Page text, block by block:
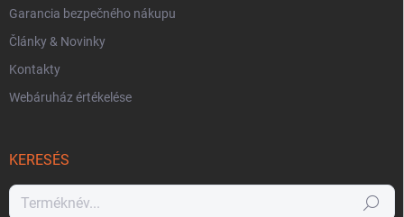
Garancia bezpečného nákupu
Články & Novinky
Kontakty
Webáruház értékelése
KERESÉS
Keresés